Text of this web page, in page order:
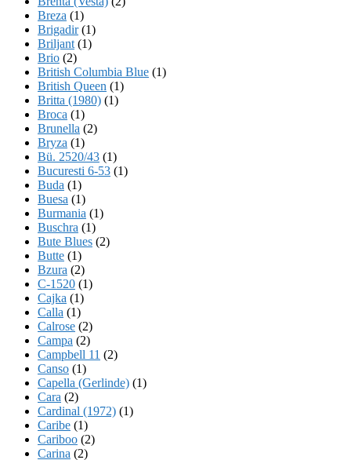
Breza (1)
Brigadir(1)
Briljant (1)
Brio (2)
British Columbia Blue (1)
British Queen (1)
Britta (1980) (1)
Broca (1)
Brunella (2)
Bryza (1)
Bü. 2520/43 (1)
Bucuresti 6-53 (1)
Buda (1)
Buesa (1)
Burmania (1)
Buschra (1)
Bute Blues (2)
Butte (1)
Bzura (2)
C-1520 (1)
Cajka (1)
Calla (1)
Calrose (2)
Campa (2)
Campbell 11 (2)
Canso (1)
Capella (Gerlinde) (1)
Cara (2)
Cardinal (1972) (1)
Caribe (1)
Cariboo (2)
Carina (2)